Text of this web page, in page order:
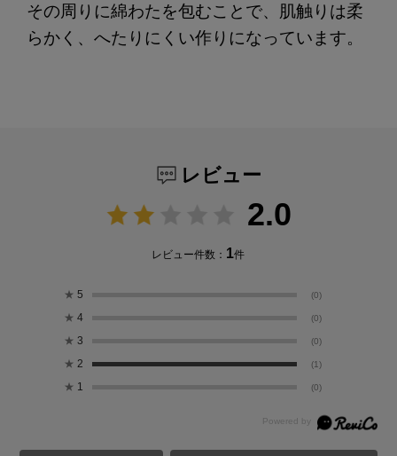
その周りに綿わたを包むことで、肌触りは柔
らかく、へたりにくい作りになっています。
レビュー
2.0
レビュー件数： 1件
★ 5 (0)
★ 4 (0)
★ 3 (0)
★ 2 (1)
★ 1 (0)